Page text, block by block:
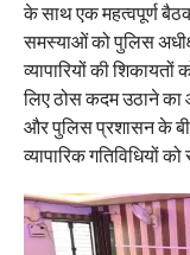
के साथ एक महत्वपूर्ण
समस्याओं को पुलिस
व्यापारियों की
लिए ठोस कदम उठाने का
और पुलिस प्रशासन के
व्यापारिक गतिविधियों